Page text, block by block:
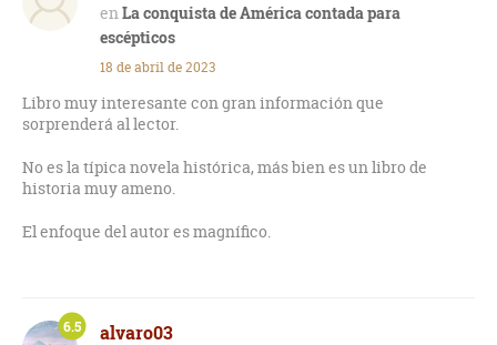
La conquista de América contada para
escépticos
18 de abril de 2023
Libro muy interesante con gran información que
sorprenderá al lector.
No es la típica novela histórica, más bien es un libro de
historia muy ameno.
El enfoque del autor es magnífico.
alvaro03
6.5